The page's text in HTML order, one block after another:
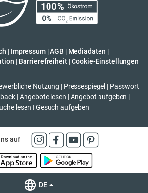
| Impressum |AGB | Mediadaten |
| Barrierefreiheit | Cookie-Einstellungen
Nutzung | Pressespiegel | Passwort
| Angebote lesen | Angebot aufgeben |
lesen | Gesuch aufgeben
auf
DE